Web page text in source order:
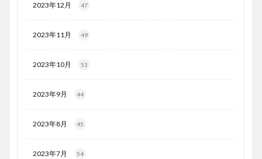
2023年12月 47
2023年11月 49
2023年10月 53
2023年9月 44
2023年8月 45
2023年7月 54